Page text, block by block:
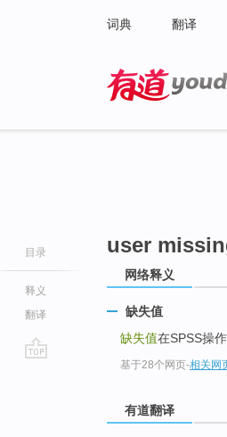
词典 翻译
目录
释义
翻译
user
网络释义
缺失值
缺失值在SPSS操
基于28个网页-相关网
有道翻译